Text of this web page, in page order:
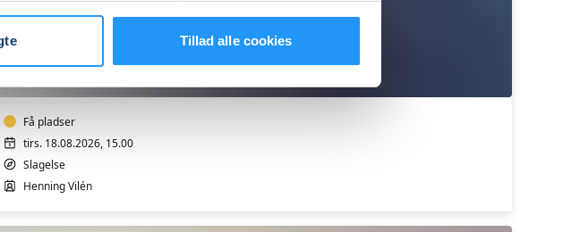
Tillad alle cookies
Sang
eller
klaver
-
soloundervisning
Henning
Vilén
i
Slagelse
Få pladser
tirs. 18.08.2026, 15.00
Slagelse
Henning Vilén